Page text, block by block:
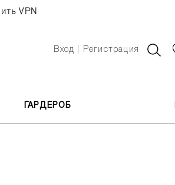
VPN
Вход | Регистрация
ГАРДЕРОБ